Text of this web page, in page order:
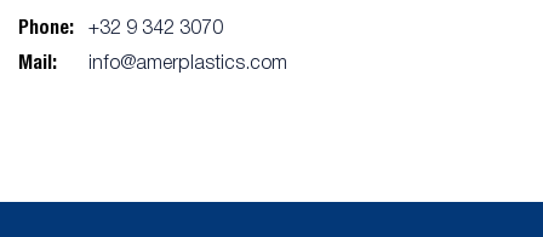
Phone: +32 9 342 3070
Mail: info@amerplastics.com